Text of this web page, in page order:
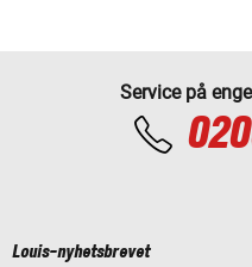
Service på
Louis-nyhetsbrevet